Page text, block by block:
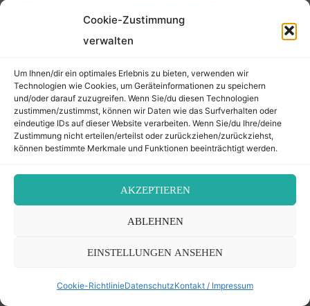
Cookie-Zustimmung
verwalten
Um Ihnen/dir ein optimales Erlebnis zu bieten, verwenden wir
Technologien wie Cookies, um Geräteinformationen zu speichern
und/oder darauf zuzugreifen. Wenn Sie/du diesen Technologien
zustimmen/zustimmst, können wir Daten wie das Surfverhalten oder
eindeutige IDs auf dieser Website verarbeiten. Wenn Sie/du Ihre/deine
Zustimmung nicht erteilen/erteilst oder zurückziehen/zurückziehst,
können bestimmte Merkmale und Funktionen beeinträchtigt werden.
AKZEPTIEREN
ABLEHNEN
EINSTELLUNGEN ANSEHEN
Cookie-RichtlinieDatenschutzKontakt / Impressum
Lesen und Verstehen.
NEUE PODCASTS: TACHELES UND
Vom Koschatn und der Kria
Gedenkfeier für die Opfer des Nationalsozialismus